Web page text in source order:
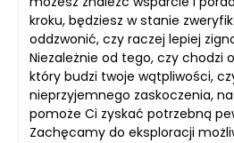
kroku, będziesz w stanie
oddzwonić, czy raczej lepiej
Niezależnie od tego, czy chodzi
który budzi twoje wątpliwości,
nieprzyjemnego zaskoczenia,
pomoże Ci zyskać potrzebną
Zachęcamy do eksploracji